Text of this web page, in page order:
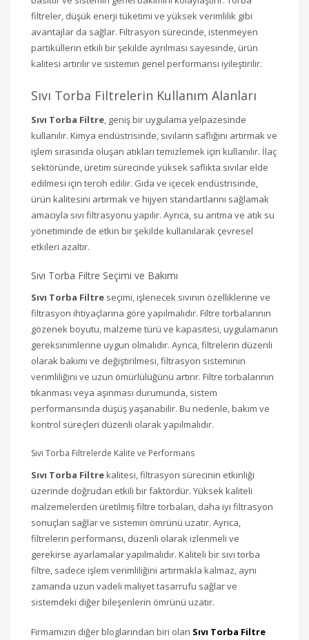
filtreler, düşük enerji tüketimi ve yüksek verimlilik gibi
avantajlar da sağlar. Filtrasyon sürecinde, istenmeyen
partiküllerin etkili bir şekilde ayrılması sayesinde, ürün
kalitesi artırılır ve sistemin genel performansı iyileştirilir.
Sıvı Torba Filtrelerin Kullanım Alanları
Sıvı Torba Filtre, geniş bir uygulama yelpazesinde
kullanılır. Kimya endüstrisinde, sıvıların saflığını artırmak ve
işlem sırasında oluşan atıkları temizlemek için kullanılır. İlaç
sektöründe, üretim sürecinde yüksek saflıkta sıvılar elde
edilmesi için tercih edilir. Gıda ve içecek endüstrisinde,
ürün kalitesini artırmak ve hijyen standartlarını sağlamak
amacıyla sıvı filtrasyonu yapılır. Ayrıca, su arıtma ve atık su
yönetiminde de etkin bir şekilde kullanılarak çevresel
etkileri azaltır.
Sıvı Torba Filtre Seçimi ve Bakımı
Sıvı Torba Filtre seçimi, işlenecek sıvının özelliklerine ve
filtrasyon ihtiyaçlarına göre yapılmalıdır. Filtre torbalarının
gözenek boyutu, malzeme türü ve kapasitesi, uygulamanın
gereksinimlerine uygun olmalıdır. Ayrıca, filtrelerin düzenli
olarak bakımı ve değiştirilmesi, filtrasyon sisteminin
verimliliğini ve uzun ömürlülüğünü artırır. Filtre torbalarının
tıkanması veya aşınması durumunda, sistem
performansında düşüş yaşanabilir. Bu nedenle, bakım ve
kontrol süreçleri düzenli olarak yapılmalıdır.
Sıvı Torba Filtrelerde Kalite ve Performans
Sıvı Torba Filtrekalitesi, filtrasyon sürecinin etkinliği
üzerinde doğrudan etkili bir faktördür. Yüksek kaliteli
malzemelerden üretilmiş filtre torbaları, daha iyi filtrasyon
sonuçları sağlar ve sistemin ömrünü uzatır. Ayrıca,
filtrelerin performansı, düzenli olarak izlenmeli ve
gerekirse ayarlamalar yapılmalıdır. Kaliteli bir sıvı torba
filtre, sadece işlem verimliliğini artırmakla kalmaz, aynı
zamanda uzun vadeli maliyet tasarrufu sağlar ve
sistemdeki diğer bileşenlerin ömrünü uzatır.
Firmamızın diğer bloglarından biri olan Sıvı Torba Filtre